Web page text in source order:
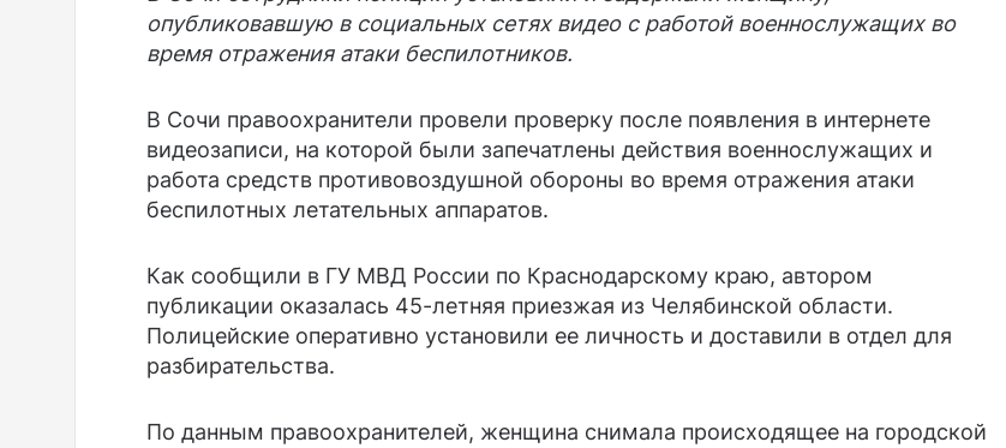
опубликовавшую в социальных сетях видео с работой военнослужащих во
время отражения атаки беспилотников.
В Сочи правоохранители провели проверку после появления в интернете
видеозаписи, на которой были запечатлены действия военнослужащих и
работа средств противовоздушной обороны во время отражения атаки
беспилотных летательных аппаратов.
Как сообщили в ГУ МВД России по Краснодарскому краю, автором
публикации оказалась 45-летняя приезжая из Челябинской области.
Полицейские оперативно установили ее личность и доставили в отдел для
разбирательства.
По данным правоохранителей, женщина снимала происходящее на городской